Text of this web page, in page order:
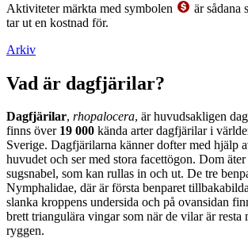
Aktiviteter märkta med symbolen
är sådana
tar ut en kostnad för.
Arkiv
Vad är dagfjärilar?
Dagfjärilar, rhopalocera, är huvudsakligen
finns över 19 000 kända arter dagfjärilar i
Sverige. Dagfjärilarna känner dofter med hjälp
huvudet och ser med stora facettögon. Dom
sugsnabel, som kan rullas in och ut. De tre
Nymphalidae, där är första benparet
slanka kroppens undersida och på ovansidan
brett triangulära vingar som när de vilar är resta
ryggen.